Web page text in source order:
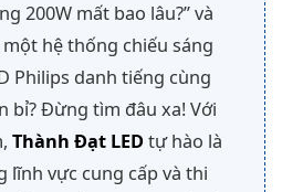
200W mất bao lâu?” và
hệ thống chiếu sáng
Philips danh tiếng cùng
bỉ? Đừng tìm đâu xa! Với
Thành Đạt LED tự hào là
lĩnh vực cung cấp và thi